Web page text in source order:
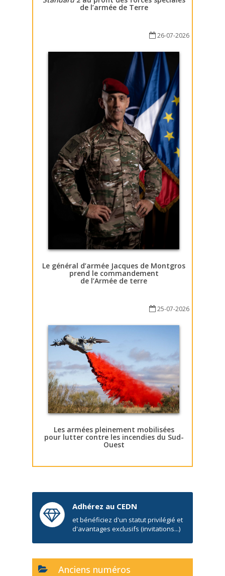
de l’armée de Terre
26-07-2026
Le général d’armée Jacques de Montgros
prend le commandement
de l’Armée de terre
25-07-2026
Les armées pleinement mobilisées
pour lutter contre les incendies du Sud-
Ouest
Adhérez au CEDN
et bénéficiez d'un statut privilégié et
d'avantages exclusifs (invitations...)
Anciens numéros